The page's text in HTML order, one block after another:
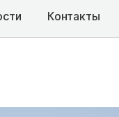
Контакты